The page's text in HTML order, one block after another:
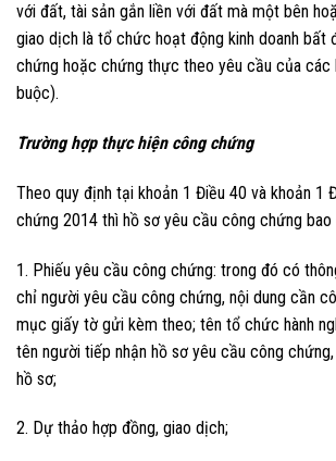
với đất, tài sản gắn liền với đất mà một bên
giao dịch là tổ chức hoạt động kinh doanh bất
chứng hoặc chứng thực theo yêu cầu của các
buộc).
Trường hợp thực hiện công chứng
Theo quy định tại khoản 1 Điều 40 và khoản 1
chứng 2014 thì hồ sơ yêu cầu công chứng bao
1. Phiếu yêu cầu công chứng: trong đó có
chỉ người yêu cầu công chứng, nội dung cần
mục giấy tờ gửi kèm theo; tên tổ chức hành
tên người tiếp nhận hồ sơ yêu cầu công
hồ sơ;
2. Dự thảo hợp đồng, giao dịch;